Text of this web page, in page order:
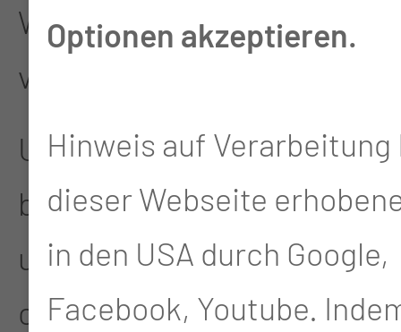
Wohlbefinden zu
verbessern.
Unsere Gruppenschulung
bietet praktische Tipps
und Unterstützung für
onkologische Patienten
Optionen akzeptieren.
Hinweis auf Verarbeitung
dieser Webseite
in den USA durch Google,
Facebook, Youtube.